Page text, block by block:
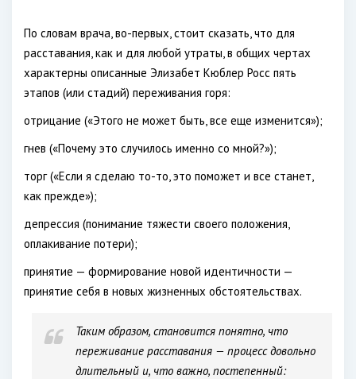
По словам врача, во-первых, стоит сказать, что для
расставания, как и для любой утраты, в общих чертах
характерны описанные Элизабет Кюблер Росс пять
этапов (или стадий) переживания горя:
отрицание («Этого не может быть, все еще изменится»);
гнев («Почему это случилось именно со мной?»);
торг («Если я сделаю то-то, это поможет и все станет,
как прежде»);
депрессия (понимание тяжести своего положения,
оплакивание потери);
принятие — формирование новой идентичности —
принятие себя в новых жизненных обстоятельствах.
Таким образом, становится понятно, что
переживание расставания — процесс довольно
длительный и, что важно, постепенный: